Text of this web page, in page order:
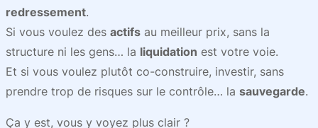
redressement.
Si vous voulez des actifs au meilleur prix, sans la
structure ni les gens… la liquidation est votre voie.
Et si vous voulez plutôt co-construire, investir, sans
prendre trop de risques sur le contrôle… la sauvegarde.
Ça y est, vous y voyez plus clair ?